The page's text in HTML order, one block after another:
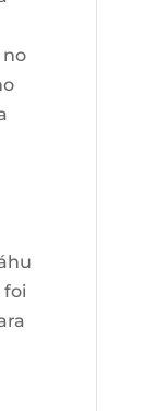
no
foi